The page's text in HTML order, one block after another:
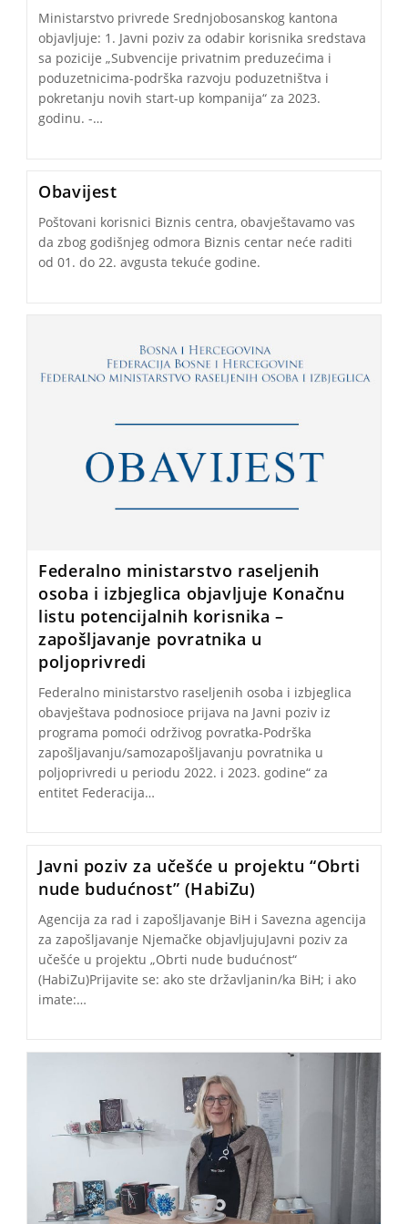
Ministarstvo privrede Srednjobosanskog kantona
objavljuje: 1. Javni poziv za odabir korisnika sredstava
sa pozicije „Subvencije privatnim preduzećima i
poduzetnicima-podrška razvoju poduzetništva i
pokretanju novih start-up kompanija“ za 2023.
godinu. -…
Obavijest
Poštovani korisnici Biznis centra, obavještavamo vas
da zbog godišnjeg odmora Biznis centar neće raditi
od 01. do 22. avgusta tekuće godine.
Federalno ministarstvo raseljenih
osoba i izbjeglica objavljuje Konačnu
listu potencijalnih korisnika –
zapošljavanje povratnika u
poljoprivredi
Federalno ministarstvo raseljenih osoba i izbjeglica
obavještava podnosioce prijava na Javni poziv iz
programa pomoći održivog povratka-Podrška
zapošljavanju/samozapošljavanju povratnika u
poljoprivredi u periodu 2022. i 2023. godine“ za
entitet Federacija…
Javni poziv za učešće u projektu “Obrti
nude budućnost” (HabiZu)
Agencija za rad i zapošljavanje BiH i Savezna agencija
za zapošljavanje Njemačke objavljujuJavni poziv za
učešće u projektu „Obrti nude budućnost“
(HabiZu)Prijavite se: ako ste državljanin/ka BiH; i ako
imate:…